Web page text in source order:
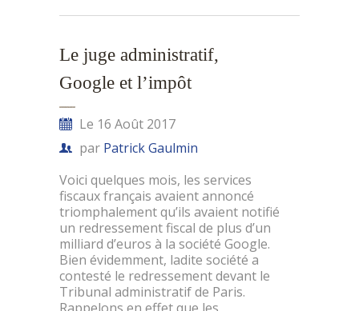
Le juge administratif,
Google et l’impôt
Le 16 Août 2017
par Patrick Gaulmin
Voici quelques mois, les services
fiscaux français avaient annoncé
triomphalement qu’ils avaient notifié
un redressement fiscal de plus d’un
milliard d’euros à la société Google.
Bien évidemment, ladite société a
contesté le redressement devant le
Tribunal administratif de Paris.